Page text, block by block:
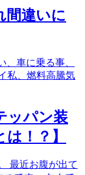
間違いに
車に乗る事、
私、燃料高騰気
ッパン装
！？】
最近お腹が出て